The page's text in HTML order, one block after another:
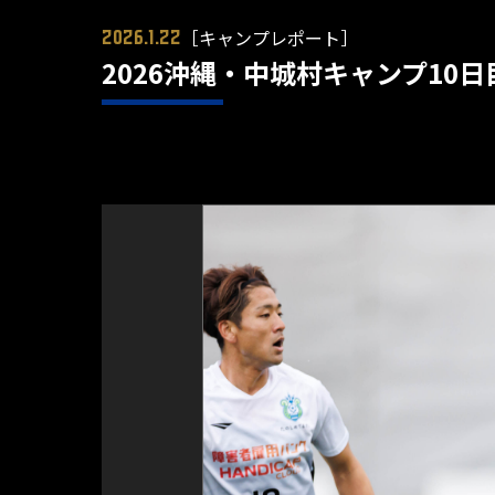
2026.1.22 ［キャンプレポート］
2026沖縄・中城村キャンプ10日